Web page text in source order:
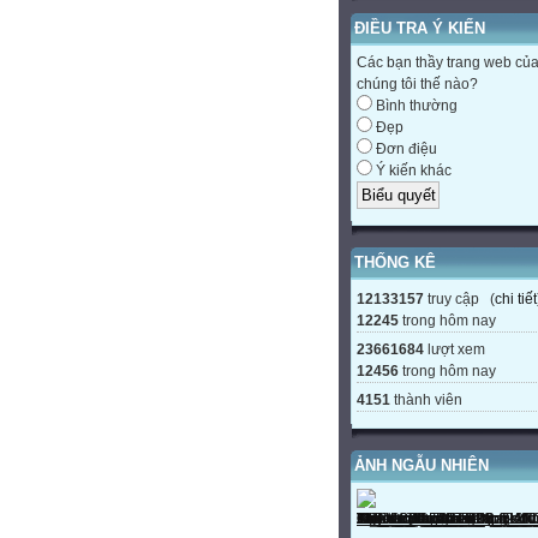
ĐIỀU TRA Ý KIẾN
Các bạn thầy trang web của
chúng tôi thế nào?
Bình thường
Đẹp
Đơn điệu
Ý kiến khác
THỐNG KÊ
12133157 truy cập (chi tiết
12245 trong hôm nay
23661684 lượt xem
12456 trong hôm nay
4151 thành viên
ẢNH NGẪU NHIÊN